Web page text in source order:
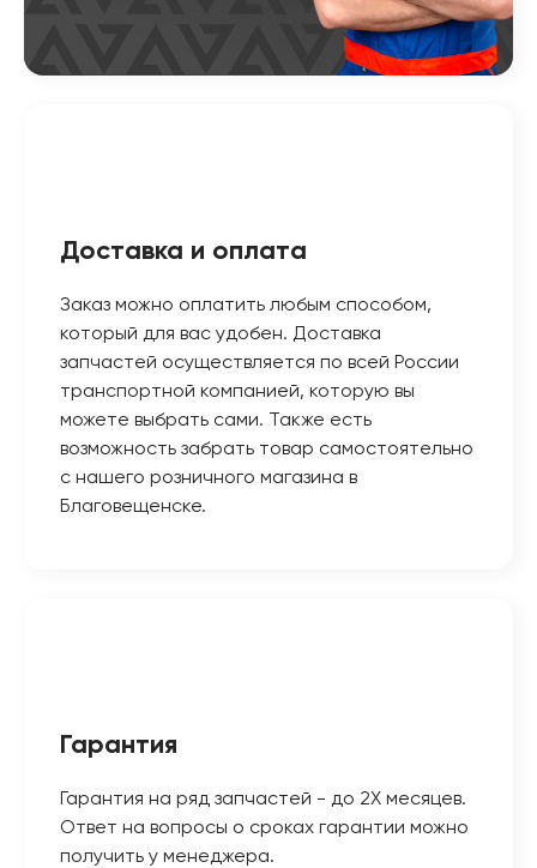
Доставка и оплата
Заказ можно оплатить любым способом,
который для вас удобен. Доставка
запчастей осуществляется по всей России
транспортной компанией, которую вы
можете выбрать сами. Также есть
возможность забрать товар самостоятельно
с нашего розничного магазина в
Благовещенске.
Гарантия
Гарантия на ряд запчастей - до 2Х месяцев.
Ответ на вопросы о сроках гарантии можно
получить у менеджера.